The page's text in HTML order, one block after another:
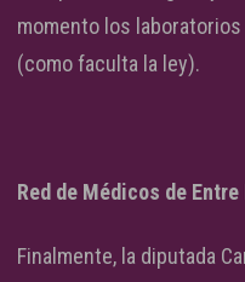
momento los
(como faculta la ley).
Red de Médicos de Entre
Finalmente, la diputada